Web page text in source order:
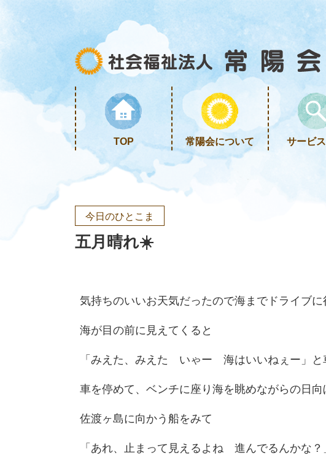
TOP 常陽会について サービ
今日のひとこま
五月晴れ☀️
気持ちのいいお天気だったので海までドライブに
海が目の前に見えてくると
「みえた、みえた いゃー 海はいいねぇー」と
車を停めて、ベンチに座り海を眺めながらの日向
佐渡ヶ島に向かう船をみて
「あれ、止まって見えるよね 進んでるんかな